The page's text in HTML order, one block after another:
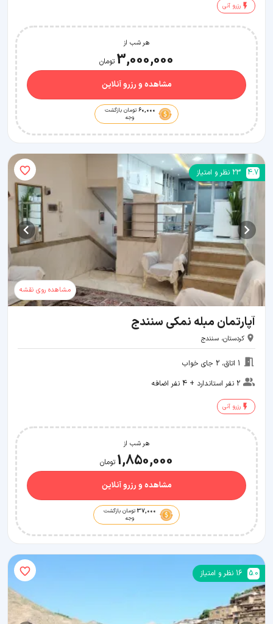
رزرو آنی
هر شب از
3,000,000 تومان
مشاهده و رزرو آنلاین
60,000 تومان بازگشت
وجه
4.7
23 نظر و امتیاز
مشاهده روی نقشه
آپارتمان مبله نمکی سنندج
کردستان، سنندج
1 اتاق، 2 جای خواب
2 نفر استاندارد + 4 نفر اضافه
رزرو آنی
هر شب از
1,850,000 تومان
مشاهده و رزرو آنلاین
37,000 تومان بازگشت
وجه
5.0
16 نظر و امتیاز